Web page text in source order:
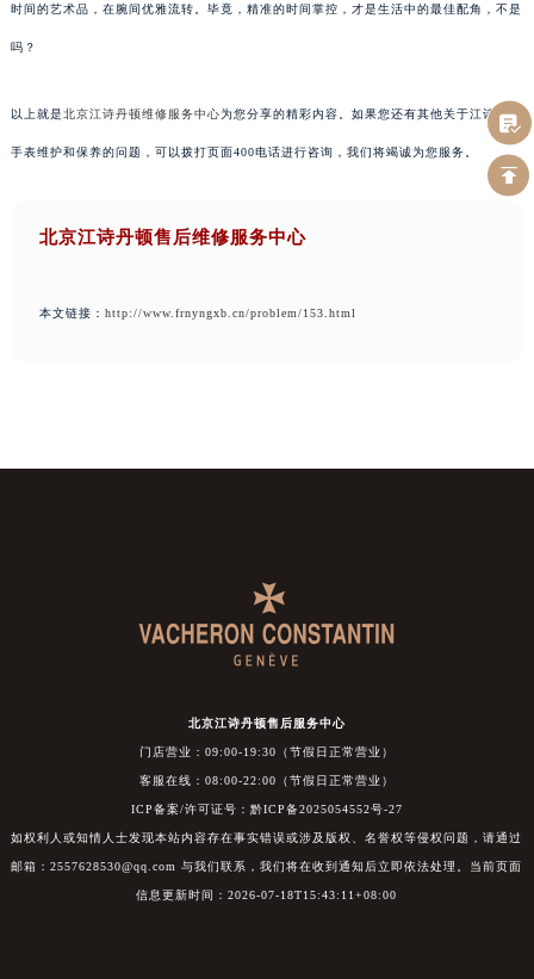
时间的艺术品，在腕间优雅流转。毕竟，精准的时间掌控，才是生活中的最佳配角，不是
吗？
以上就是北京江诗丹顿维修服务中心为您分享的精彩内容。如果您还有其他关于江诗丹顿
手表维护和保养的问题，可以拨打页面400电话进行咨询，我们将竭诚为您服务。
北京江诗丹顿售后维修服务中心
本文链接： http://www.frnyngxb.cn/problem/153.html
北京江诗丹顿售后服务中心
门店营业：09:00-19:30（节假日正常营业）
客服在线：08:00-22:00（节假日正常营业）
ICP备案/许可证号：黔ICP备2025054552号-27
如权利人或知情人士发现本站内容存在事实错误或涉及版权、名誉权等侵权问题，请通过
邮箱：2557628530@qq.com 与我们联系，我们将在收到通知后立即依法处理。当前页面
信息更新时间：2026-07-18T15:43:11+08:00